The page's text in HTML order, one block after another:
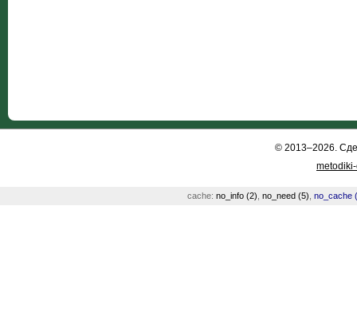
© 2013–2026.
cache: no_info (2) no_need (5) no_cache